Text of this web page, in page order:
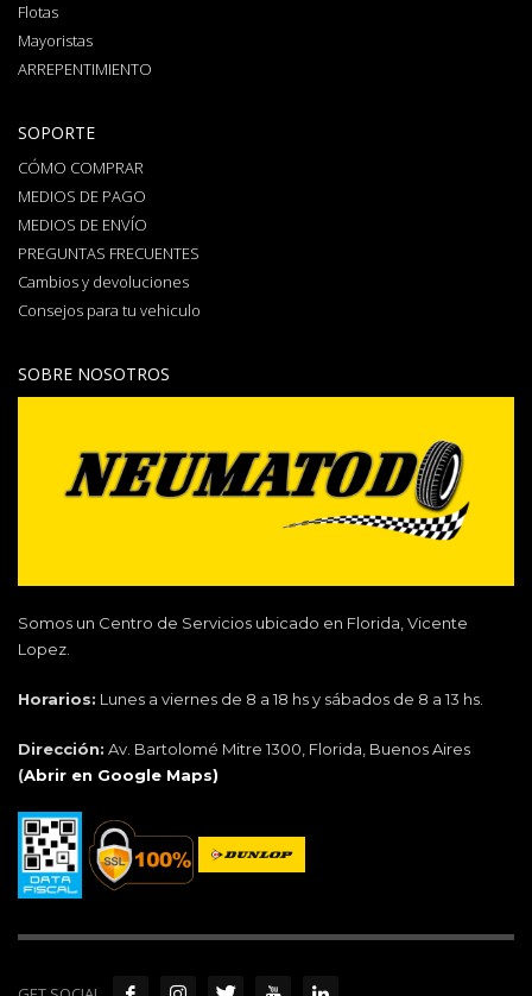
Flotas
Mayoristas
ARREPENTIMIENTO
SOPORTE
CÓMO COMPRAR
MEDIOS DE PAGO
MEDIOS DE ENVÍO
PREGUNTAS FRECUENTES
Cambios y devoluciones
Consejos para tu vehiculo
SOBRE NOSOTROS
Somos un Centro de Servicios ubicado en Florida, Vicente
Lopez.
Horarios: Lunes a viernes de 8 a 18 hs y sábados de 8 a 13 hs.
Dirección: Av. Bartolomé Mitre 1300, Florida, Buenos Aires
(Abrir en Google Maps)